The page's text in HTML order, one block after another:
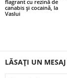
flagrant cu rezină de
canabis și cocaină, la
Vaslui
LĂSAȚI UN MESAJ